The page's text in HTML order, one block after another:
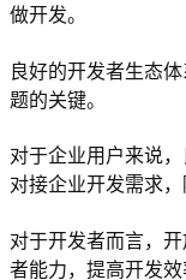
做开发。
良好的开发者生态
题的关键。
对于企业用户来说
对接企业开发需求，
对于开发者而言，
者能力，提高开发